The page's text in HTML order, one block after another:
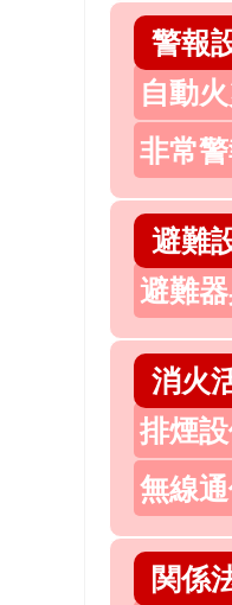
警報
自動
非常
避難
避難
消火
排煙
無線
関係